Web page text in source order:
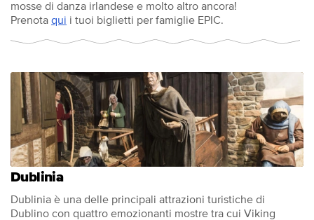
mosse di danza irlandese e molto altro ancora!
Prenota qui i tuoi biglietti per famiglie EPIC.
Dublinia
Dublinia è una delle principali attrazioni turistiche di
Dublino con quattro emozionanti mostre tra cui Viking